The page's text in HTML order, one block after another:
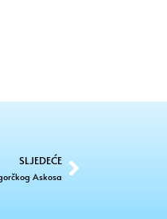
SLJEDEĆE
Askosa